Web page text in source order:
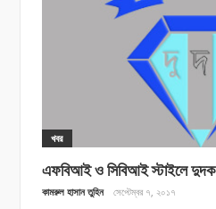
খবর
এফবিআই ও সিবিআই স্টাইলে দুদক
কামরুল হাসান তুহিন সেপ্টেম্বর ৭, ২০১৭